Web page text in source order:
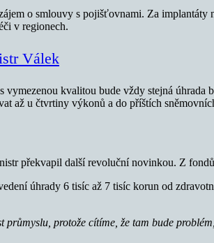
o smlouvy s pojišťovnami. Za
v regionech.
Válek
kvalitou bude vždy stejná
až u čtvrtiny výkonů a do příštích
překvapil další revoluční novinkou. Z
úhrady 6 tisíc až 7 tisíc korun od
protože cítíme, že tam bude